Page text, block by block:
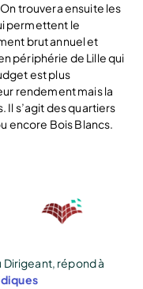
trouvera ensuite les
permettent le
brut annuel et
périphérie de Lille qui
est plus
rendement mais la
Il s’agit des quartiers
encore Bois Blancs.
Dirigeant, répond à